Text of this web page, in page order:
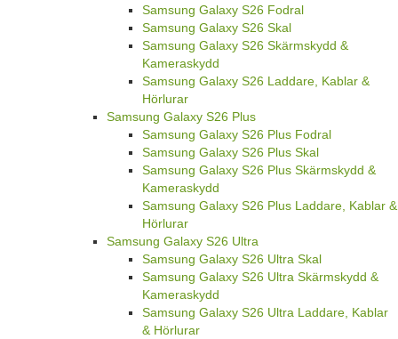
Samsung Galaxy S26 Fodral
Samsung Galaxy S26 Skal
Samsung Galaxy S26 Skärmskydd &
Kameraskydd
Samsung Galaxy S26 Laddare, Kablar &
Hörlurar
Samsung Galaxy S26 Plus
Samsung Galaxy S26 Plus Fodral
Samsung Galaxy S26 Plus Skal
Samsung Galaxy S26 Plus Skärmskydd &
Kameraskydd
Samsung Galaxy S26 Plus Laddare, Kablar &
Hörlurar
Samsung Galaxy S26 Ultra
Samsung Galaxy S26 Ultra Skal
Samsung Galaxy S26 Ultra Skärmskydd &
Kameraskydd
Samsung Galaxy S26 Ultra Laddare, Kablar
& Hörlurar